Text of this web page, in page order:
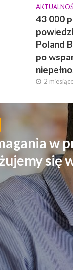
43 000
Poland
po
2
w
się